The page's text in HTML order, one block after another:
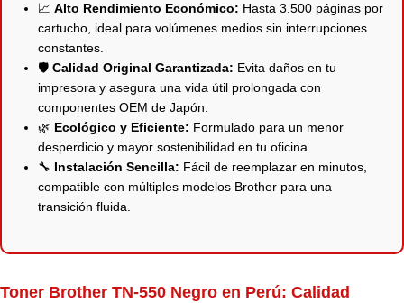
📈 Alto Rendimiento Económico: Hasta 3.500 páginas por
cartucho, ideal para volúmenes medios sin interrupciones
constantes.
🛡️ Calidad Original Garantizada: Evita daños en tu
impresora y asegura una vida útil prolongada con
componentes OEM de Japón.
🌿 Ecológico y Eficiente: Formulado para un menor
desperdicio y mayor sostenibilidad en tu oficina.
🔧 Instalación Sencilla: Fácil de reemplazar en minutos,
compatible con múltiples modelos Brother para una
transición fluida.
Toner Brother TN-550 Negro en Perú: Calidad